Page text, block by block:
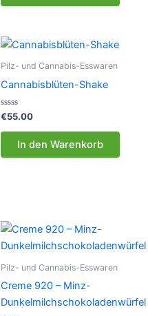
Pilz- und Cannabis-Esswaren
Cannabisblüten-Shake
Bewertet
mit
0
€55.00
In den Warenkorb
Pilz- und Cannabis-Esswaren
Creme 920 – Minz-
Dunkelmilchschokoladenwürfel